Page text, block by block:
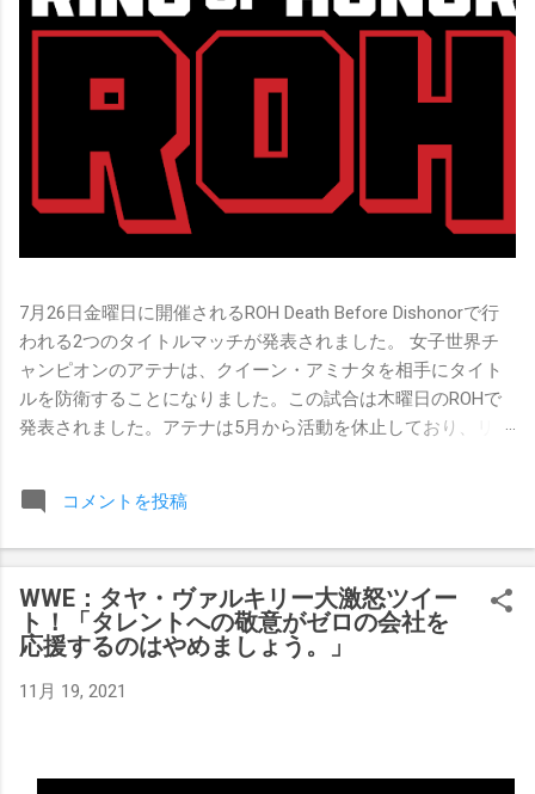
7月26日金曜日に開催されるROH Death Before Dishonorで行
われる2つのタイトルマッチが発表されました。 女子世界チ
ャンピオンのアテナは、クイーン・アミナタを相手にタイト
ルを防衛することになりました。この試合は木曜日のROHで
発表されました。アテナは5月から活動を休止しており、リン
女子世界チャンピオンは5月の最後の試合で怪我の恐怖に苦し
みましたが、それはストーリーの中で誇張されています。 ア
でタイトルを防衛します。PPVでレッド・ベルベッドを相手
にROH Women's TV 王座の防衛戦を行います。 木曜日の放送
では、リー・モリアーティーがROH Pure Championship
Proving Groundの試合でウィーラー・ユータとタイムリミット
で引き分けたので、チャンピオンシップへのチャンスを手に
コメントを投稿
WWE：タヤ・ヴァルキリー大激怒ツイー
ト！「タレントへの敬意がゼロの会社を
応援するのはやめましょう。」
11月 19, 2021